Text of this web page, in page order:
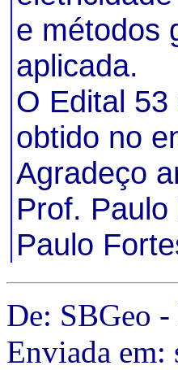
e métodos
aplicada.
O Edital
obtido no
Agradeço
Prof.
Paulo
De: SBGeo
Enviada em: